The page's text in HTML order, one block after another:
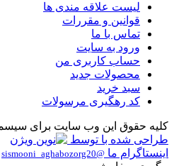
لیست علاقه مندی ها
قوانین و مقررات
تماس با ما
ورود به سایت
حساب کاربری من
محصولات جدید
سبد خرید
کد رهگیری مرسولات
کلیه حقوق این وب سایت برای
طراحی شده با توسط
اینستاگرام ما @sismooni_aghabozorg20